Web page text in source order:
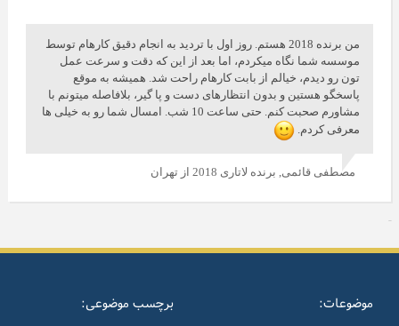
من برنده 2018 هستم. روز اول با تردید به انجام دقیق کارهام توسط
موسسه شما نگاه میکردم، اما بعد از این که دقت و سرعت عمل
تون رو دیدم، خیالم از بابت کارهام راحت شد. همیشه به موقع
پاسخگو هستین و بدون انتظارهای دست و پا گیر، بلافاصله میتونم با
مشاورم صحبت کنم. حتی ساعت 10 شب. امسال شما رو به خیلی ها
معرفی کردم.
مصطفی قائمی, برنده لاتاری 2018 از تهران
برچسب موضوعی: موضوعات: